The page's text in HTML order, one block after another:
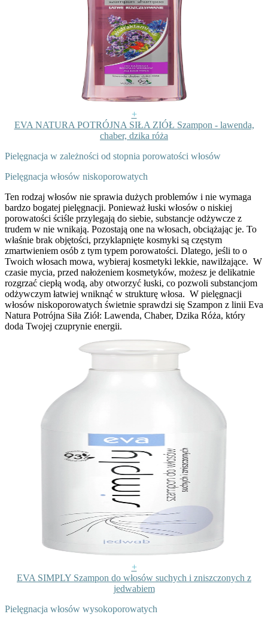
+
EVA NATURA POTRÓJNA SIŁA ZIÓŁ Szampon - lawenda,
chaber, dzika róża
Pielęgnacja w zależności od stopnia porowatości włosów
Pielęgnacja włosów niskoporowatych
Ten rodzaj włosów nie sprawia dużych problemów i nie wymaga
bardzo bogatej pielęgnacji. Ponieważ łuski włosów o niskiej
porowatości ściśle przylegają do siebie, substancje odżywcze z
trudem w nie wnikają. Pozostają one na włosach, obciążając je. To
właśnie brak objętości, przyklapnięte kosmyki są częstym
zmartwieniem osób z tym typem porowatości. Dlatego, jeśli to o
Twoich włosach mowa, wybieraj kosmetyki lekkie, nawilżające. W
czasie mycia, przed nałożeniem kosmetyków, możesz je delikatnie
rozgrzać ciepłą wodą, aby otworzyć łuski, co pozwoli substancjom
odżywczym łatwiej wniknąć w strukturę włosa. W pielęgnacji
włosów niskoporowatych świetnie sprawdzi się Szampon z linii Eva
Natura Potrójna Siła Ziół: Lawenda, Chaber, Dzika Róża, który
doda Twojej czuprynie energii.
+
EVA SIMPLY Szampon do włosów suchych i zniszczonych z
jedwabiem
Pielęgnacja włosów wysokoporowatych